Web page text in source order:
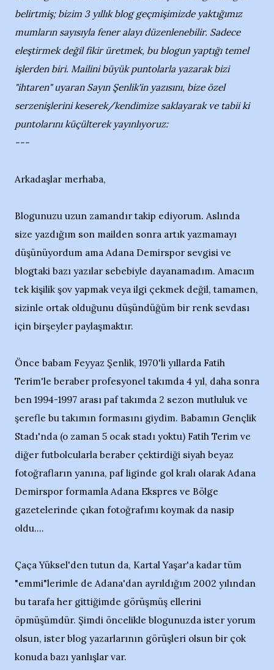
belirtmiş; bizim 3 yıllık blog geçmişimizde yaktığımız
mumların sayısıyla fener alayı düzenlenebilir. Sadece
eleştirmek değil fikir üretmek, bu blogun yaptığı temel
işlerden biri. Mailini büyük puntolarla yazarak bizi
"ihtaren" uyaran Sayın Şenlik'in yazısını, bize özel
serzenişlerini keserek/kendimize saklayarak ve tabii ki
puntolarını küçülterek yayınlıyoruz:
---
Arkadaşlar merhaba,
Blogunuzu uzun zamandır takip ediyorum. Aslında
size yazdığım son mailden sonra artık yazmamayı
düşünüyordum ama Adana Demirspor sevgisi ve
blogtaki bazı yazılar sebebiyle dayanamadım. Amacım
tek kişilik şov yapmak veya ilgi çekmek değil, tamamen,
sizinle ortak olduğunu düşündüğüm bir renk sevdası
için birşeyler paylaşmaktır.
Önce babam Feyyaz Şenlik, 1970'li yıllarda Fatih
Terim'le beraber profesyonel takımda 4 yıl, daha sonra
ben 1994-1997 arası paf takımda 2 sezon mutluluk ve
şerefle bu takımın formasını giydim. Babamın Gençlik
Stadı'nda (o zaman 5 ocak stadı yoktu) Fatih Terim ve
diğer futbolcularla beraber çektirdiği siyah beyaz
fotoğrafların yanına, paf liginde gol kralı olarak Adana
Demirspor formamla Adana Ekspres ve Bölge
gazetelerinde çıkan fotoğrafımı koymak da nasip
oldu....
Çaça Yüksel'den tutun da, Kartal Yaşar'a kadar tüm
"emmi"lerimle de Adana'dan ayrıldığım 2002 yılından
bu tarafa her gittiğimde görüşmüş ellerini
öpmüşümdür. Şimdi öncelikle blogunuzda ister yorum
olsun, ister blog yazarlarının görüşleri olsun bir çok
konuda bazı yanlışlar var.